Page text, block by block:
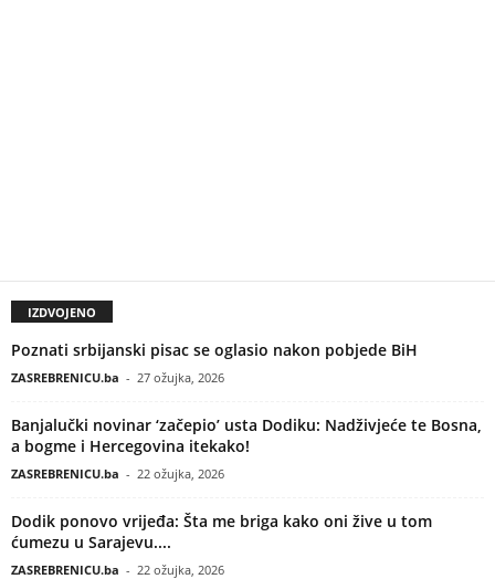
IZDVOJENO
Poznati srbijanski pisac se oglasio nakon pobjede BiH
ZASREBRENICU.ba - 27 ožujka, 2026
Banjalučki novinar ‘začepio’ usta Dodiku: Nadživjeće te Bosna,
a bogme i Hercegovina itekako!
ZASREBRENICU.ba - 22 ožujka, 2026
Dodik ponovo vrijeđa: Šta me briga kako oni žive u tom
ćumezu u Sarajevu....
ZASREBRENICU.ba - 22 ožujka, 2026